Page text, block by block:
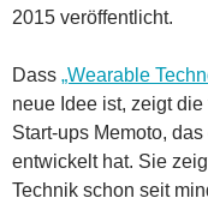
2015 veröffentlicht.
Dass „Wearable
neue Idee ist, zeigt
Start-ups Memoto,
entwickelt hat. Sie
Technik schon seit